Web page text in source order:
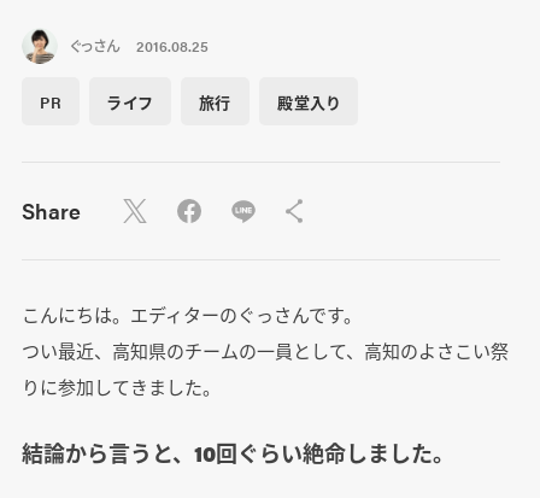
ぐっさん 2016.08.25
PR ライフ 旅行 殿堂入り
Share
こんにちは。エディターのぐっさんです。
つい最近、高知県のチームの一員として、高知のよさこい祭
りに参加してきました。
結論から言うと、10回ぐらい絶命しました。